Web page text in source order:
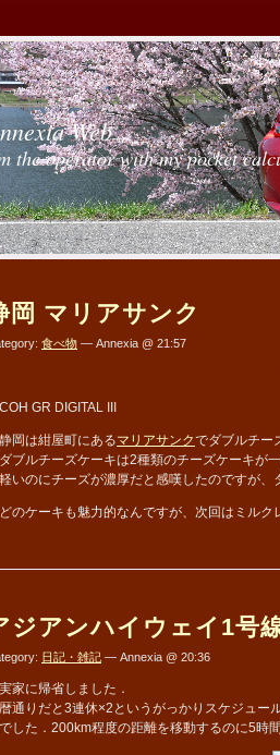
Web
the operator with my pocket
岡 マリアサンク
食べ物 — Annexia @ 21:57
GR DIGITAL III
岡は紺屋町にあるマリアサンクでダブルチー
ブルチーズケーキは2種類のチーズケーキが
いのにチーズが濃厚だと感嘆したのですが、
のケーキも魅力的なんですが、次回はミルク
ジアンハイウェイ1号
日記・雑記 — Annexia @ 20:36
家に帰省しました．
通りだと3連休×2というがっかりスケジュー
した．200km程度の距離を移動するのに5時